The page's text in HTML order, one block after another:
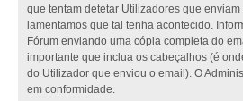
que tentam detetar Utilizadores que
lamentamos que tal tenha acontecido.
Fórum enviando uma cópia completa do
importante que inclua os cabeçalhos (é
do Utilizador que enviou o email). O
em conformidade.